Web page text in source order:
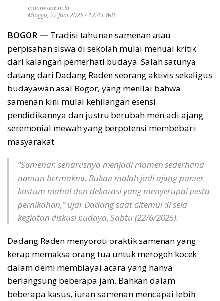
Indonesiakini.id
Minggu, 22 Juni 2025 - 12:43 WIB
BOGOR — Tradisi tahunan samenan atau
perpisahan siswa di sekolah mulai menuai kritik
dari kalangan pemerhati budaya. Salah satunya
datang dari Dadang Raden seorang aktivis sekaligus
budayawan asal Bogor, yang menilai bahwa
samenan kini mulai kehilangan esensi
pendidikannya dan justru berubah menjadi ajang
seremonial mewah yang berpotensi membebani
masyarakat.
“Samenan seharusnya menjadi momen sederhana
namun bermakna. Bukan malah jadi ajang pamer
kostum mahal dan dekorasi yang menyerupai pesta
pernikahan,” ujar Dadang saat ditemui di sela
kegiatan diskusi budaya, Sabtu (22/6/2025).
Dadang Raden menyoroti praktik samenan yang
kerap memaksa orang tua untuk merogoh kocek
dalam demi membiayai acara yang hanya
berlangsung beberapa jam. Bahkan dalam
beberapa kasus, iuran samenan mencapai lebih